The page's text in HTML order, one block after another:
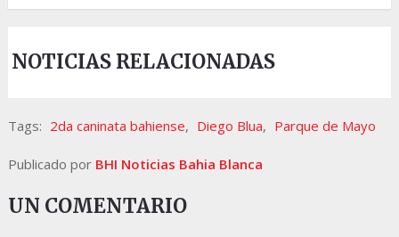
NOTICIAS RELACIONADAS
Tags: 2da caninata bahiense, Diego Blua, Parque de Mayo
Publicado por BHI Noticias Bahia Blanca
UN COMENTARIO